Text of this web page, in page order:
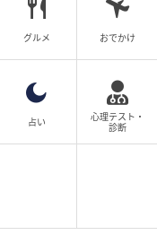
グルメ おでかけ
占い
心理テスト・
診断